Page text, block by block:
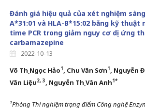
Đánh giá hiệu quả của xét nghiệm
A*31:01 và HLA-B*15:02 bằng kỹ
time PCR trong giảm nguy cơ dị ứng
carbamazepine
2022-10-13
Võ Thị Ngọc Hảo1 , Chu Văn Sơn1 , Nguyễn
Văn Liệu2, 3, Nguyễn Thị Vân Anh1*
1Phòng Thí nghiệm trọng điểm Công nghệ